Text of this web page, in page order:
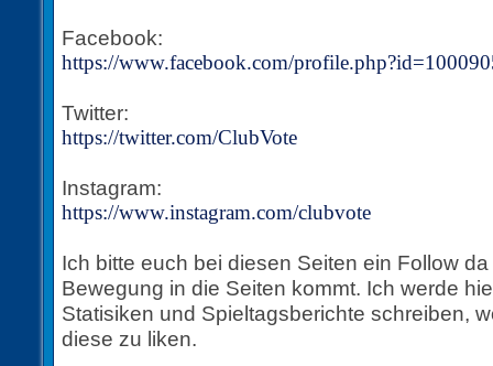
Facebook:
https://www.facebook.com/
Twitter:
https://twitter.com/ClubVote
Instagram:
https://www.instagram.com/clubvote
Ich bitte euch bei diesen Seiten ein Follow
Bewegung in die Seiten kommt. Ich werde
Statisiken und Spieltagsberichte schreiben,
diese zu liken.